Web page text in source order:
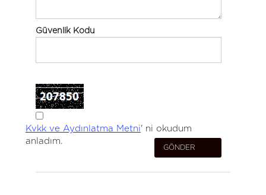
Güvenlik Kodu
Kvkk ve Aydınlatma Metni' ni okudum
anladım.